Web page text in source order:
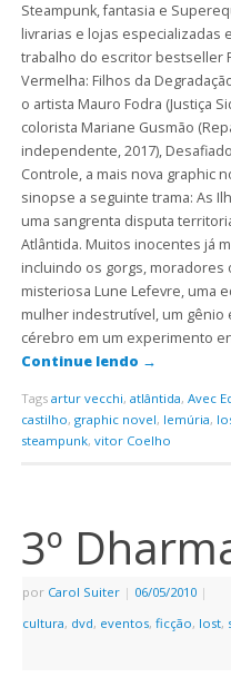
Steampunk, fantasia e
livrarias e lojas especializadas
trabalho do escritor bestseller
Vermelha: Filhos da
o artista Mauro Fodra (Justiça
colorista Mariane Gusmão
independente, 2017),
Controle, a mais nova graphic
sinopse a seguinte trama: As
uma sangrenta disputa
Atlântida. Muitos inocentes já
incluindo os gorgs, moradores
misteriosa Lune Lefevre, uma
mulher indestrutível, um
cérebro em um experimento
Continue lendo →
Tags artur vecchi, atlântida, Avec
castilho, graphic novel, lemúria,
steampunk, vitor Coelho
3º
por Carol Suiter | 06/05/2010 |
cultura, dvd, eventos, ficção, lost,